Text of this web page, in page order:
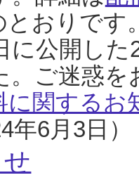
とおりです
に公開し
。ご迷惑
に関するお
年6月3日）